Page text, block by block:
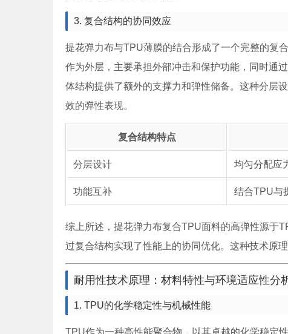
3. 复合结构的协同效应
提花弹力布与TPU薄膜的结合形成了一个完整的复
作为外层，主要承担外部冲击和保护功能，同时通
体结构提供了额外的支撑力和弹性储备。这种分层
效的弹性表现。
复合结构特点
分层设计 均匀分配应
功能互补 结合TPU与
综上所述，提花弹力布复合TPU面料的高弹性源于
过复合结构实现了性能上的协同优化。这种技术原
耐用性技术原理：材料特性与环境适应性分
1. TPU的化学稳定性与机械性能
TPU作为一种高性能聚合物，以其卓越的化学稳定